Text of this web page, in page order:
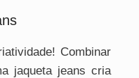
Combinar
jaqueta jeans cria